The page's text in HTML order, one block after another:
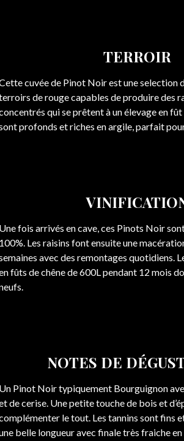
TERROIR
cuvée de Pinot Noir est une selection
de rouge capables de produire des
qui se prêtent à un élevage en fût
profonds et riches en argile, parfait
fois arrivés en cave, ces Pinots Noir
Les raisins font ensuite une
avec des remontages quotidiens.
fûts de chêne de 600L pendant 12 mois
NOTES DE
Pinot Noir typiquement Bourguignon
de cerise. Une petite touche de bois et
le tout. Les tannins sont fins
belle longueur avec finale très fraiche